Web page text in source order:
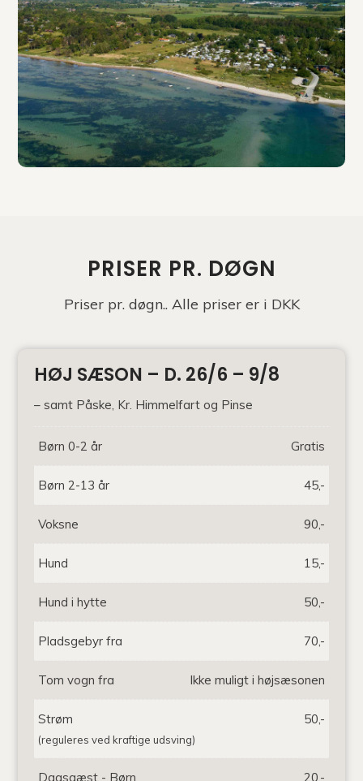
PRISER PR. DØGN
Priser pr. døgn.. Alle priser er i DKK
HØJ SÆSON – D. 26/6 – 9/8
– samt Påske, Kr. Himmelfart og Pinse
Børn 0-2 år Gratis
Børn 2-13 år 45,-
Voksne 90,-
Hund 15,-
Hund i hytte 50,-
Pladsgebyr fra 70,-
Tom vogn fra Ikke muligt i højsæsonen
Strøm 50,-
(reguleres ved kraftige udsving)
Dagsgæst - Børn 20,-